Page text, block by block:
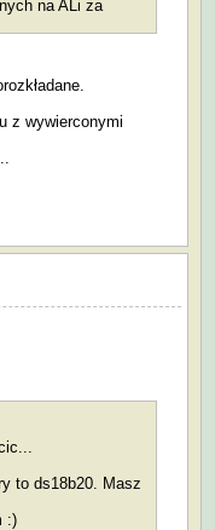
na ALi za
z wywierconymi
to ds18b20. Masz
:)